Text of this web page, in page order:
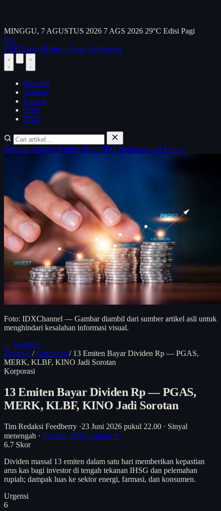
MINGGU, 7 AGUSTUS 2026 7 AGS 2026 29°C Edisi Pagi
Pro
FEEDberry Bisnis · Pasar · Indonesia
Beranda
Analisis
Emiten
Brief
PRO
Beranda Analisis Emiten BriefPRO Berlangganan Pro →
Foto: IDXChannel — Gambar diambil dari sumber artikel asli untuk
menghindari kesalahan informasi visual.
← Kembali
Beranda / Korporasi / 13 Emiten Bayar Dividen Rp — PGAS,
MERK, KLBF, KINO Jadi Sorotan
Korporasi
13 Emiten Bayar Dividen Rp — PGAS,
MERK, KLBF, KINO Jadi Sorotan
Tim Redaksi Feedberry ·23 Juni 2026 pukul 22.00 · Sinyal
menengah · Sumber: IDXChannel ↗
6.7 Skor
Dividen massal 13 emiten dalam satu hari memberikan kepastian
arus kas bagi investor di tengah tekanan IHSG dan pelemahan
rupiah; dampak luas ke sektor energi, farmasi, dan konsumen.
Urgensi
6